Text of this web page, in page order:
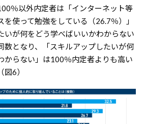
％以外内定者は「インターネット等
使って勉強をしている（26.7％）」
いが何をどう学べばいいかわからない
数となり、「スキルアップしたいが何
からない」は100％内定者よりも高い
6）